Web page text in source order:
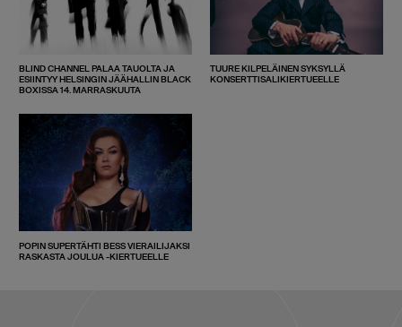
BLIND CHANNEL PALAA TAUOLTA JA
ESIINTYY HELSINGIN JÄÄHALLIN BLACK
BOXISSA 14. MARRASKUUTA
TUURE KILPELÄINEN SYKSYLLÄ
KONSERTTISALIKIERTUEELLE
POPIN SUPERTÄHTI BESS VIERAILIJAKSI
RASKASTA JOULUA -KIERTUEELLE